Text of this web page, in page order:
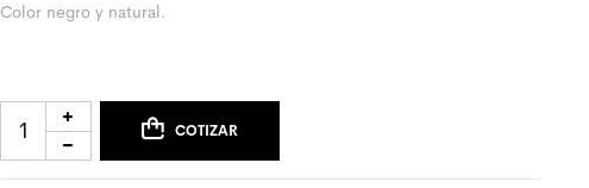
Color negro y natural.
COTIZAR